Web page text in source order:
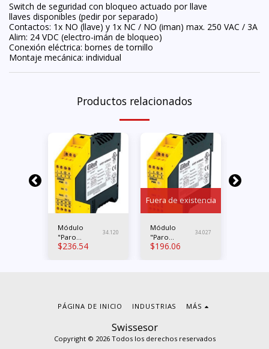
Switch de seguridad con bloqueo actuado por llave
llaves disponibles (pedir por separado)
Contactos: 1x NO (llave) y 1x NC / NO (iman) max. 250 VAC / 3A
Alim: 24 VDC (electro-imán de bloqueo)
Conexión eléctrica: bornes de tornillo
Montaje mecánica: individual
Productos relacionados
Módulo
"Paro
emergencia"
34.120
$236.54
Fuera de existencia
Módulo
"Paro
emergencia"
34.027
$196.06
Swissesor
Copyright © 2026 Todos los derechos reservados
PÁGINA DE INICIO INDUSTRIAS MÁS